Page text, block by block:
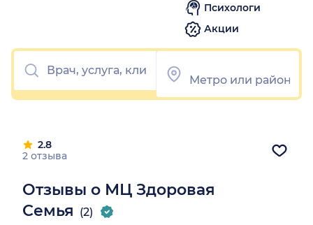
Психологи
Акции
Отзывы о МЦ Здоровая
Семья (2)
2.8
2 отзыва